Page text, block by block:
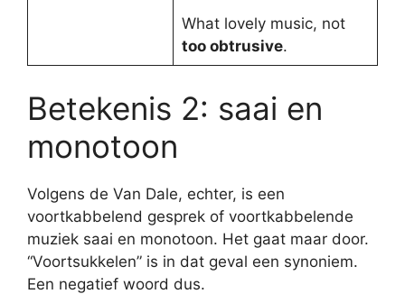
What lovely music, not
too obtrusive.
Betekenis 2: saai en
monotoon
Volgens de Van Dale, echter, is een
voortkabbelend gesprek of voortkabbelende
muziek saai en monotoon. Het gaat maar door.
“Voortsukkelen” is in dat geval een synoniem.
Een negatief woord dus.